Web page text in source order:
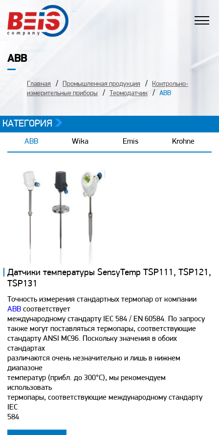
ABB
Главная Промышленная продукция
Контрольно-
измерительные приборы
Термодатчик ABB
КАТЕГОРИЯ
ABB Wika Emis Krohne
Датчики температуры SensyTemp TSP111, TSP121,
TSP131
Точность измерения стандартных термопар от компании
ABB соответствует
международному стандарту IEC 584 / EN 60584. По запросу
также могут поставляться термопары, соответствующие
стандарту ANSI MC96. Поскольку значения в обоих
стандартах
различаются очень незначительно и лишь в нижнем
диапазоне
температур (прибл. до 300°C), мы рекомендуем
использовать
термопары, соответствующие международному стандарту
IEC
584